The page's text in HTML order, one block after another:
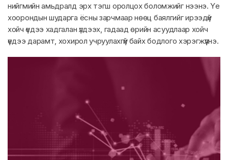
нийгмийн амьдралд эрх тэгш оролцох боломжийг нээнэ. Үе
хоорондын шударга ёсны зарчмаар нөөц баялгийг ирээдүй
хойч үедээ хадгалан үлдээх, гадаад өрийн асуудлаар хойч
үедээ дарамт, хохирол учруулахгүй байх бодлого хэрэгжүүлнэ.